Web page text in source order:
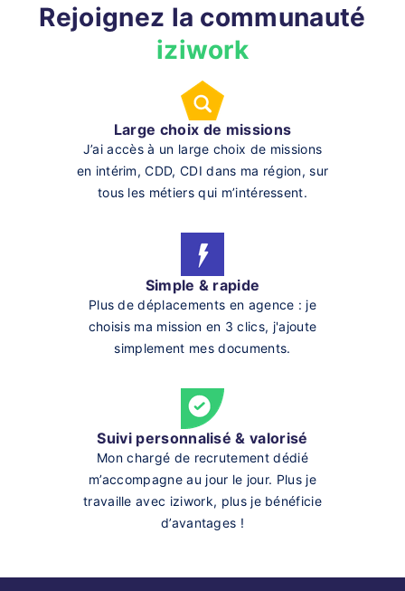
Rejoignez la communauté
iziwork
Large choix de missions
J’ai accès à un large choix de missions
en intérim, CDD, CDI dans ma région, sur
tous les métiers qui m’intéressent.
Simple & rapide
Plus de déplacements en agence : je
choisis ma mission en 3 clics, j'ajoute
simplement mes documents.
Suivi personnalisé & valorisé
Mon chargé de recrutement dédié
m’accompagne au jour le jour. Plus je
travaille avec iziwork, plus je bénéficie
d’avantages !